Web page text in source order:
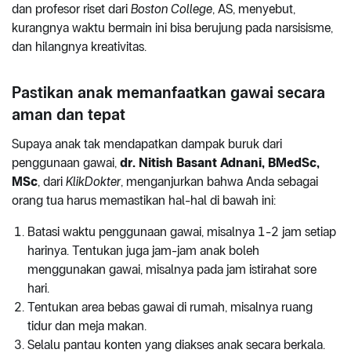
dan profesor riset dari Boston College, AS, menyebut,
kurangnya waktu bermain ini bisa berujung pada narsisisme,
dan hilangnya kreativitas.
Pastikan anak memanfaatkan gawai secara
aman dan tepat
Supaya anak tak mendapatkan dampak buruk dari
penggunaan gawai, dr. Nitish Basant Adnani, BMedSc,
MSc, dari KlikDokter, menganjurkan bahwa Anda sebagai
orang tua harus memastikan hal-hal di bawah ini:
Batasi waktu penggunaan gawai, misalnya 1-2 jam setiap
harinya. Tentukan juga jam-jam anak boleh
menggunakan gawai, misalnya pada jam istirahat sore
hari.
Tentukan area bebas gawai di rumah, misalnya ruang
tidur dan meja makan.
Selalu pantau konten yang diakses anak secara berkala.